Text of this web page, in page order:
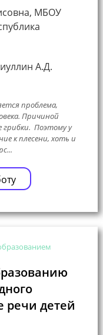
МБОУ
А.Д.
проблема,
Причиной
грибки. Поэтому у
к плесени, хоть и
речи детей